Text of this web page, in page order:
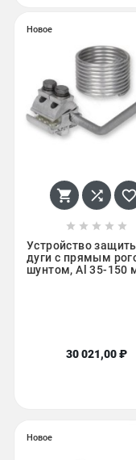
Новое
  
    
Устройство
дуги с прямым
шунтом, Al 35-150
30 021,00 ₽
Новое